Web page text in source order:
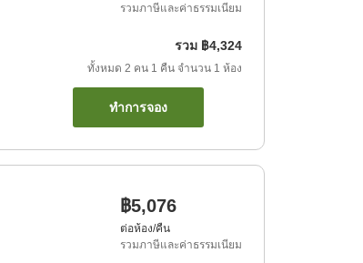
รวมภาษีและค่าธรรมเนียม
รวม ฿4,324
ทั้งหมด 2 คน 1 คืน จำนวน 1 ห้อง
ทำการจอง
฿5,076
ต่อห้อง/คืน
รวมภาษีและค่าธรรมเนียม